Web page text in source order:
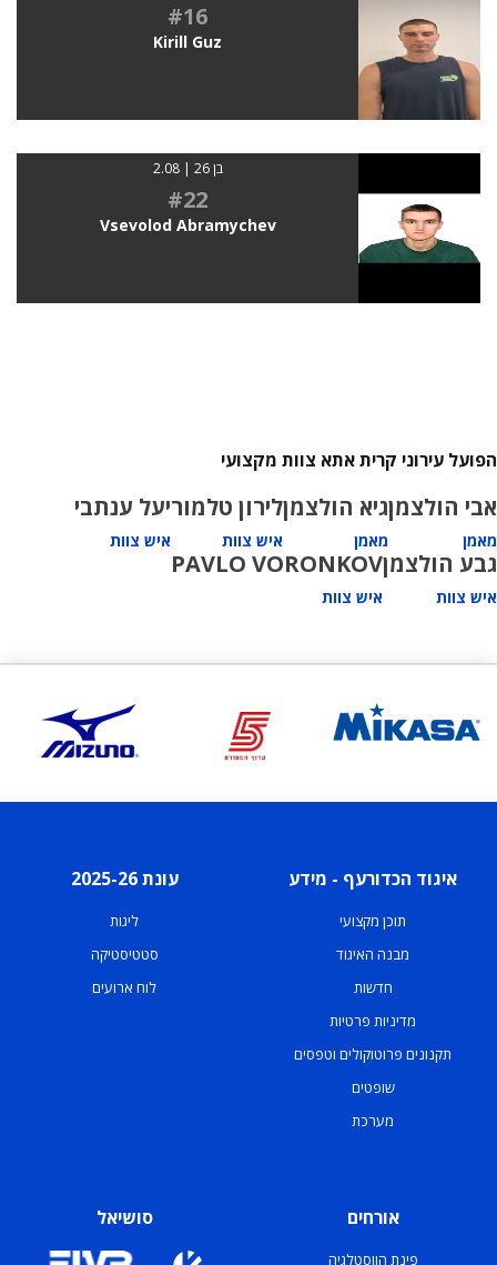
#16
Kirill Guz
בן 26 | 2.08
#22
Vsevolod Abramychev
הפועל עירוני קרית אתא צוות מקצועי
אבי הולצמן
מאמן
גיא הולצמן
מאמן
לירון טלמור
איש צוות
יעל ענתבי
איש צוות
גבע הולצמן
איש צוות
PAVLO VORONKOV
איש צוות
איגוד הכדורעף - מידע
תוכן מקצועי
מבנה האיגוד
חדשות
מדיניות פרטיות
תקנונים פרוטוקולים וטפסים
שופטים
מערכת
עונת 2025-26
ליגות
סטטיסטיקה
לוח ארועים
אורחים
פינת הווסטלגיה
סושיאל